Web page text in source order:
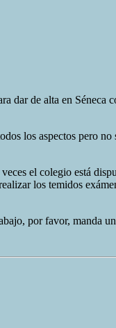
de alta en
los aspectos pero no
el colegio está
los temidos
por favor, manda